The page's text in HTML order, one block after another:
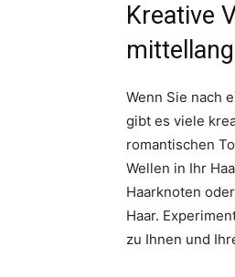
Kreative
Wenn Sie nach
gibt es viele
romantischen
Wellen in Ihr
Haarknoten
Haar.
zu Ihnen und